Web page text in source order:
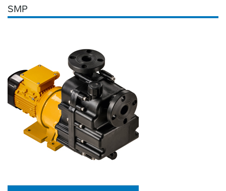
CS
Nákupní seznam
Partner Zone
SMP